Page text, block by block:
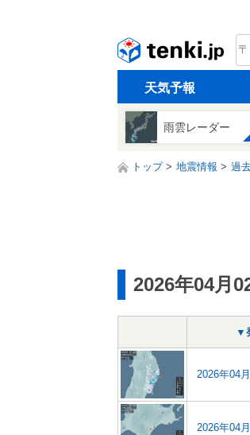
天気予報
雨雲レーダー
トップ 地震情報 過
2026年04月
▼
2026年04
2026年04